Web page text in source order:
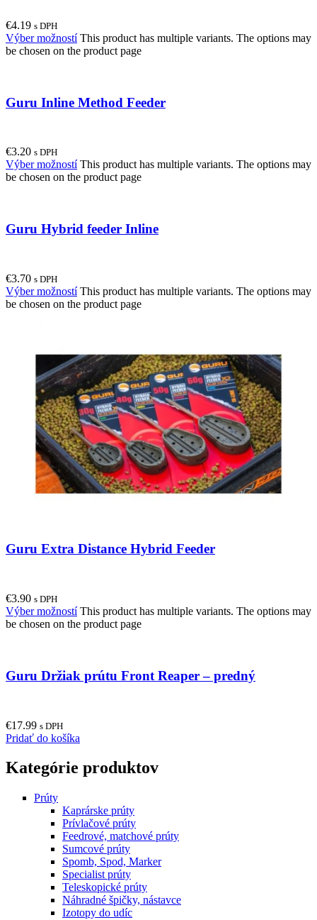
€4.19 s DPH
Výber možností This product has multiple variants. The options may
be chosen on the product page
Guru Inline Method Feeder
€3.20 s DPH
Výber možností This product has multiple variants. The options may
be chosen on the product page
Guru Hybrid feeder Inline
€3.70 s DPH
Výber možností This product has multiple variants. The options may
be chosen on the product page
Guru Extra Distance Hybrid Feeder
€3.90 s DPH
Výber možností This product has multiple variants. The options may
be chosen on the product page
Guru Držiak prútu Front Reaper – predný
€17.99 s DPH
Pridať do košíka
Kategórie produktov
Prúty
Kaprárske prúty
Prívlačové prúty
Feedrové, matchové prúty
Sumcové prúty
Spomb, Spod, Marker
Specialist prúty
Teleskopické prúty
Náhradné špičky, nástavce
Izotopy do udíc